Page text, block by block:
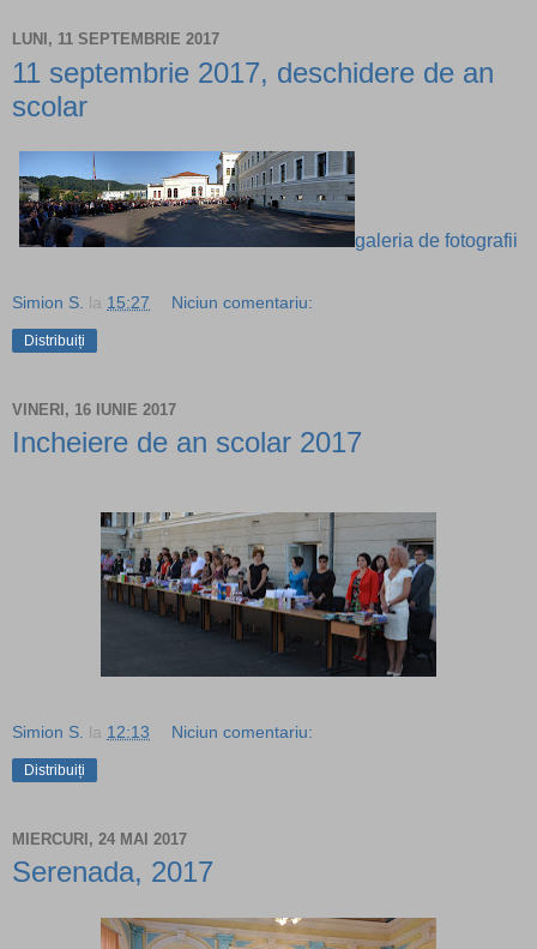
LUNI, 11 SEPTEMBRIE 2017
11 septembrie 2017, deschidere de an
scolar
galeria de fotografii
Simion S. la 15:27 Niciun comentariu:
Distribuiți
VINERI, 16 IUNIE 2017
Incheiere de an scolar 2017
Simion S. la 12:13 Niciun comentariu:
Distribuiți
MIERCURI, 24 MAI 2017
Serenada, 2017